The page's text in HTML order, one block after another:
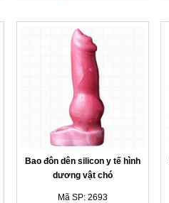
Bao đôn dên silicon y tế hình
dương vật chó
Mã SP: 2693